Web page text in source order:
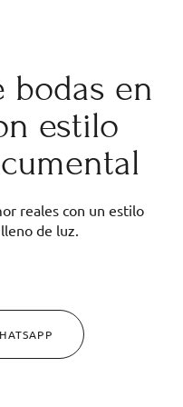
bodas en
estilo
reales con un estilo
de luz.